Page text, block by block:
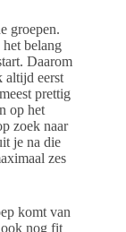
groepen.
belang
Daarom
altijd eerst
prettig
op het
zoek naar
je na die
zes
komt van
nog fit